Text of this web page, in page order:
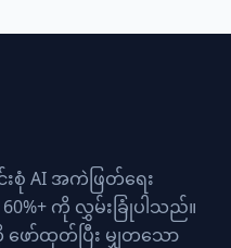
စုံ AI အကဲဖြတ်ရေး
ကို လွှမ်းခြုံပါသည်။
ော်ထုတ်ပြီး မျှတသော